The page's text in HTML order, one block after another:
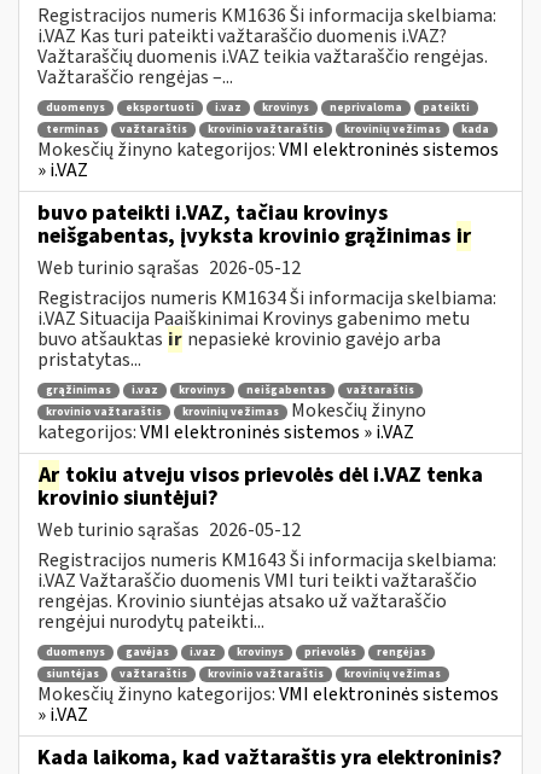
Registracijos numeris KM1636 Ši informacija skelbiama:
i.VAZ Kas turi pateikti važtaraščio duomenis i.VAZ?
Važtaraščių duomenis i.VAZ teikia važtaraščio rengėjas.
Važtaraščio rengėjas –...
duomenys eksportuoti i.vaz krovinys neprivaloma
pateikti
terminas
važtaraštis krovinio važtaraštis krovinių vežimas kada
Mokesčių žinyno kategorijos:VMI elektroninės sistemos
» i.VAZ
buvo pateikti i.VAZ, tačiau krovinys
neišgabentas, įvyksta krovinio grąžinimas ir
Web turinio sąrašas 2026-05-12
Registracijos numeris KM1634 Ši informacija skelbiama:
i.VAZ Situacija Paaiškinimai Krovinys gabenimo metu
buvo atšauktas ir nepasiekė krovinio gavėjo arba
pristatytas...
grąžinimas i.vaz krovinys neišgabentas
važtaraštis
krovinio važtaraštis
krovinių vežimas
Mokesčių žinyno
kategorijos:VMI elektroninės sistemos » i.VAZ
Ar tokiu atveju visos prievolės dėl i.VAZ tenka
krovinio siuntėjui?
Web turinio sąrašas 2026-05-12
Registracijos numeris KM1643 Ši informacija skelbiama:
i.VAZ Važtaraščio duomenis VMI turi teikti važtaraščio
rengėjas. Krovinio siuntėjas atsako už važtaraščio
rengėjui nurodytų pateikti...
duomenys gavėjas i.vaz krovinys prievolės
rengėjas
siuntėjas
važtaraštis krovinio važtaraštis krovinių vežimas
Mokesčių žinyno kategorijos:VMI elektroninės sistemos
» i.VAZ
Kada laikoma, kad važtaraštis yra elektroninis?